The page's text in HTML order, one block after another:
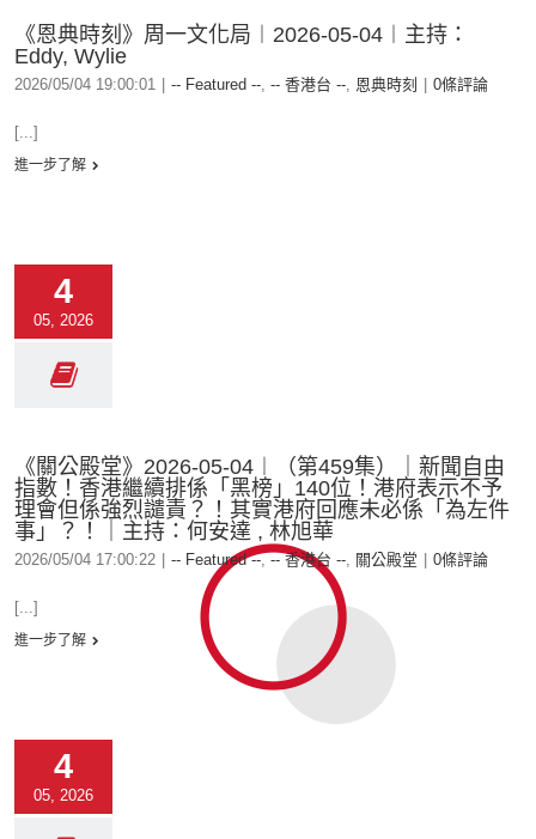
《恩典時刻》周一文化局︱2026-05-04︱主持：
Eddy, Wylie
2026/05/04 19:00:01 -- Featured --, -- 香港台 --, 恩典時刻 0條評論
[...]
進一步了解
4
05, 2026
《關公殿堂》2026-05-04︱（第459集）｜新聞自由
指數！香港繼續排係「黑榜」140位！港府表示不予
理會但係強烈譴責？！其實港府回應未必係「為左件
事」？！｜主持：何安達 , 林旭華
2026/05/04 17:00:22 -- Featured --, -- 香港台 --, 關公殿堂 0條評論
[...]
進一步了解
4
05, 2026